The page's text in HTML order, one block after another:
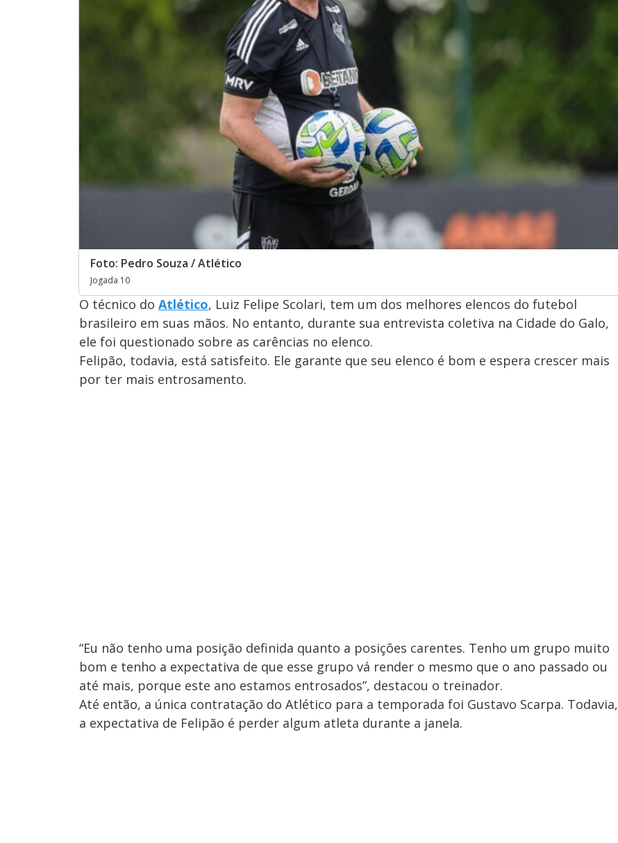
Foto: Pedro Souza / Atlético
Jogada 10
O técnico do Atlético, Luiz Felipe Scolari, tem um dos melhores elencos do futebol
brasileiro em suas mãos. No entanto, durante sua entrevista coletiva na Cidade do Galo,
ele foi questionado sobre as carências no elenco.
Felipão, todavia, está satisfeito. Ele garante que seu elenco é bom e espera crescer mais
por ter mais entrosamento.
“Eu não tenho uma posição definida quanto a posições carentes. Tenho um grupo muito
bom e tenho a expectativa de que esse grupo vá render o mesmo que o ano passado ou
até mais, porque este ano estamos entrosados”, destacou o treinador.
Até então, a única contratação do Atlético para a temporada foi Gustavo Scarpa. Todavia,
a expectativa de Felipão é perder algum atleta durante a janela.